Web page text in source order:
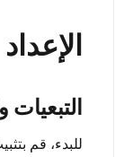
الإعداد
التبعيات
للبدء، قم